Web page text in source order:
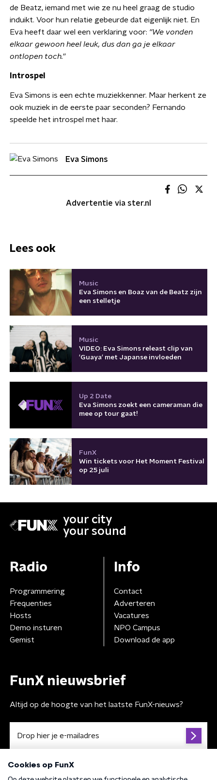
de Beatz, iemand met wie ze nu heel graag de studio
induikt. Voor hun relatie gebeurde dat eigenlijk niet. En
Eva heeft daar wel een verklaring voor: ''We vonden
elkaar gewoon heel leuk, dus dan ga je elkaar
ontlopen toch.''
Introspel
Eva Simons is een echte muziekkenner. Maar herkent ze
ook muziek in de eerste paar seconden? Fernando
speelde het introspel met haar.
Eva Simons
Advertentie via ster.nl
Lees ook
Music
Eva Simons en Boaz van de Beatz zijn
een stelletje
Music
VIDEO: Eva Simons releast clip van
'Guaya' met Japanse invloeden
Up 2 Date
Eva Simons zoekt een cameraman die
mee op tour gaat!
FunX
Win tickets voor Het Moment Festival
op 25 juli
your city
your sound
Radio
Programmering
Frequenties
Hosts
Demo insturen
Gemist
Info
Contact
Adverteren
Vacatures
NPO Campus
Download de app
FunX nieuwsbrief
Altijd op de hoogte van het laatste FunX-nieuws?